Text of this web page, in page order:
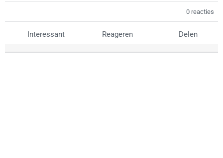
0 reacties
Interessant Reageren Delen